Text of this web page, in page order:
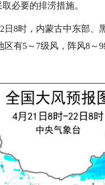
必要的排涝措施。
日8时，内蒙古中东部
有5～7级风，阵风8～